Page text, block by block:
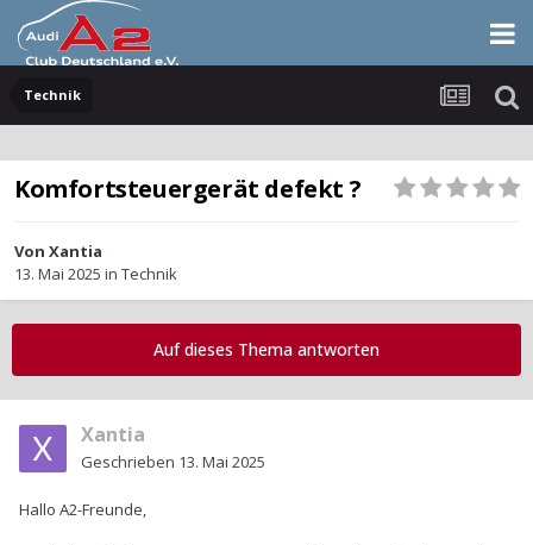
Technik
Komfortsteuergerät defekt ?
Von Xantia
13. Mai 2025 in Technik
Auf dieses Thema antworten
Xantia
Geschrieben 13. Mai 2025
Hallo A2-Freunde,